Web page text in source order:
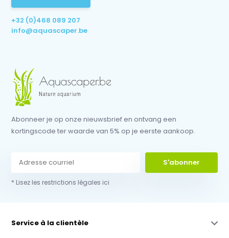
+32 (0)468 089 207
info@aquascaper.be
Abonneer je op onze nieuwsbrief en ontvang een
kortingscode ter waarde van 5% op je eerste aankoop.
S'abonner
* Lisez les restrictions légales ici
Service à la clientèle